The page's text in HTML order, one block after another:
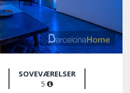
SOVEVÆRELSER
5